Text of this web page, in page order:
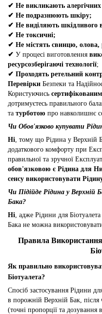
✔ Не викликають алергічних
✔ Не подразнюють шкіру;
✔ Не виділяють шкідливого
✔ Не токсичні;
✔ Не містять свинцю, олова,
✔ У процесі виготовлення
ресурсозберігаючі технології;
✔ Проходять ретельний
Перевірки Безпеки та
Користуючись
дотримуєтесь правильного
та турботою про навколишнє
Чи Обов'язково купувати
Ні , тому що Рідина у Верхній
додаткового комфорту при
правильної та зручної
обов'язковою є Рідина для
сенсу використовувати
Чи Підійде Рідина у Верхній
Бака?
Ні , адже Рідини для
Бака не можна
Правила
Як правильно
Біотуалета?
Спосіб застосування Рідини
в порожній Верхній Бак,
(точні пропорції та дозування